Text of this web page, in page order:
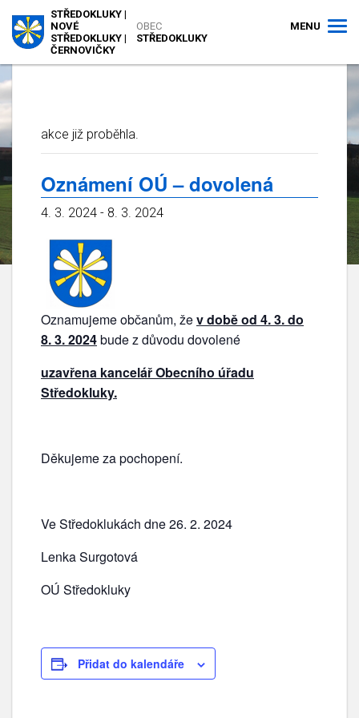
OBEC
STŘEDOKLUKY
STŘEDOKLUKY |
NOVÉ
STŘEDOKLUKY |
ČERNOVIČKY
MENU
akce již proběhla.
Oznámení OÚ – dovolená
4. 3. 2024 - 8. 3. 2024
Oznamujeme občanům, žev době od 4. 3. do
8. 3. 2024bude z důvodu dovolené
uzavřena kancelář Obecního úřadu
Středokluky.
Děkujeme za pochopení.
Ve Středoklukách dne 26. 2. 2024
Lenka Surgotová
OÚ Středokluky
Přidat do kalendáře